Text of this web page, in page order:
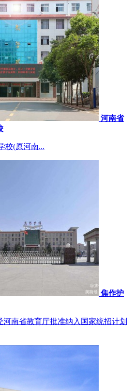
河南省
(原河南...
焦作护
河南省教育厅批准纳入国家统招计划